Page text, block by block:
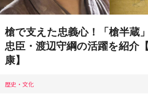
槍で支えた忠義心！「槍半蔵
忠臣・渡辺守綱の活躍を紹介
康】
歴史・文化